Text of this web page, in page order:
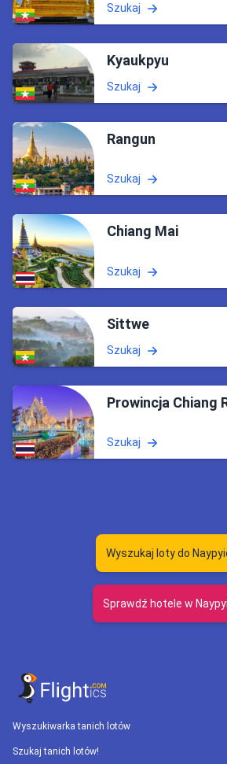
Szukaj
Kyaukpyu
Szukaj
Rangun
Szukaj
Chiang Mai
Szukaj
Sittwe
Szukaj
Prowincja Chiang
Szukaj
Wyszukaj loty do
Sprawdź hotele w
Wyszukiwarka tanich lotów
Szukaj tanich lotów!